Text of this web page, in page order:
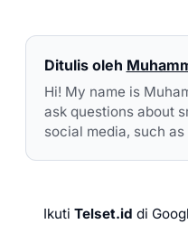
Ditulis oleh
Hi! My name is
ask questions about
social media, such
Ikuti Telset.id di